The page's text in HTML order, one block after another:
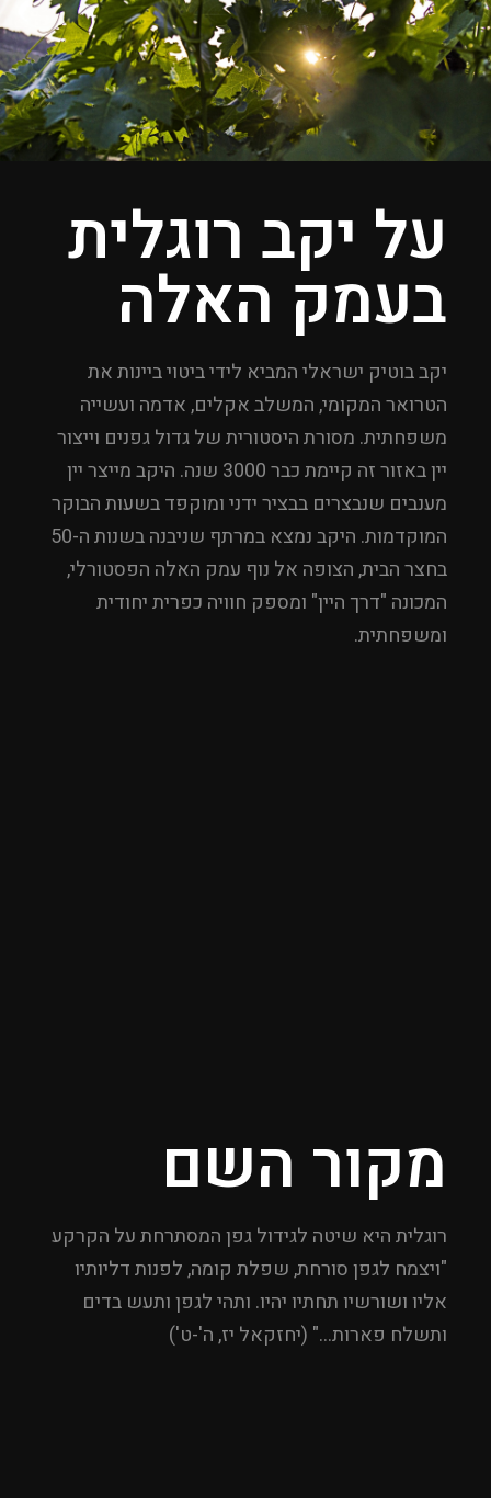
על יקב רוגלית
בעמק האלה
יקב בוטיק ישראלי המביא לידי ביטוי ביינות את
הטרואר המקומי, המשלב אקלים, אדמה ועשייה
משפחתית. מסורת היסטורית של גדול גפנים וייצור
יין באזור זה קיימת כבר 3000 שנה. היקב מייצר יין
מענבים שנבצרים בבציר ידני ומוקפד בשעות הבוקר
המוקדמות. היקב נמצא במרתף שניבנה בשנות ה-50
בחצר הבית, הצופה אל נוף עמק האלה הפסטורלי,
המכונה "דרך היין" ומספק חוויה כפרית יחודית
ומשפחתית.
מקור השם
רוגלית היא שיטה לגידול גפן המסתרחת על הקרקע
"ויצמח לגפן סורחת, שפלת קומה, לפנות דליותיו
אליו ושורשיו תחתיו יהיו. ותהי לגפן ותעש בדים
ותשלח פארות…" (יחזקאל יז, ה'-ט')